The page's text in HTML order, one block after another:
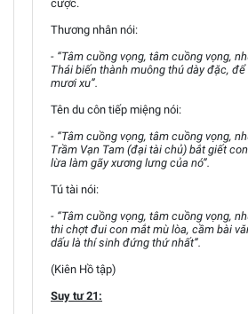
cược.
Thương nhân nói:
- “Tâm cuồng vọng, tâm cuồng vọng,
Thái biến thành muông thú dày đặc,
mươi xu”.
Tên du côn tiếp miệng nói:
- “Tâm cuồng vọng, tâm cuồng vọng,
Trầm Vạn Tam (đại tài chủ) bắt giết
lừa làm gãy xương lưng của nó”.
Tú tài nói:
- “Tâm cuồng vọng, tâm cuồng vọng,
thi chợt đui con mắt mù lòa, cầm bài
dấu là thí sinh đứng thứ nhất”.
(Kiên Hồ tập)
Suy tư 21: